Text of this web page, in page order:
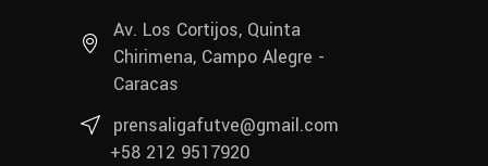
Av. Los Cortijos, Quinta
Chirimena, Campo Alegre -
Caracas
prensaligafutve@gmail.com
+58 212 9517920